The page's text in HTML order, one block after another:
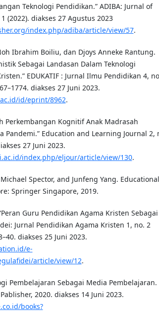
Teknologi Pendidikan.” ADIBA: Jurnal of
(2022). diakses 27 Agustus 2023
index.php/adiba/article/view/57.
Ibrahim Boiliu, dan Djoys Anneke Rantung.
Sebagai Landasan Dalam Teknologi
EDUKATIF : Jurnal Ilmu Pendidikan 4,
diakses 27 Juni 2023.
id/eprint/8962.
Perkembangan Kognitif Anak Madrasah
Pandemi.” Education and Learning Journal 2,
27 Juni 2023.
index.php/eljour/article/view/130.
Spector, and Junfeng Yang. Educational
Springer Singapore, 2019.
Guru Pendidikan Agama Kristen Sebagai
Jurnal Pendidikan Agama Kristen 1, no. 2
diakses 25 Juni 2023.
e-
article/view/12.
Pembelajaran Sebagai Media Pembelajaran.
2020. diakses 14 Juni 2023.
books?